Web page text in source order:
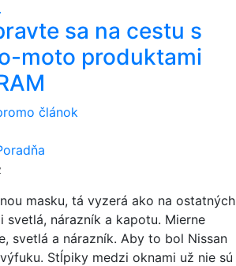
sa na cestu s
moto produktami
článok
masku, tá vyzerá ako na ostatných
nárazník a kapotu. Mierne
svetlá a nárazník. Aby to bol Nissan
Stĺpiky medzi oknami už nie sú